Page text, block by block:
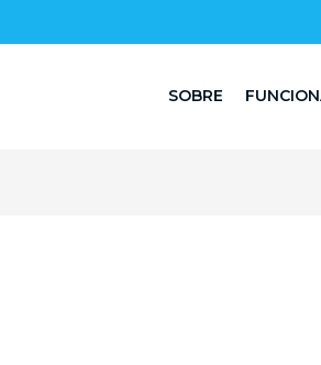
SOBRE